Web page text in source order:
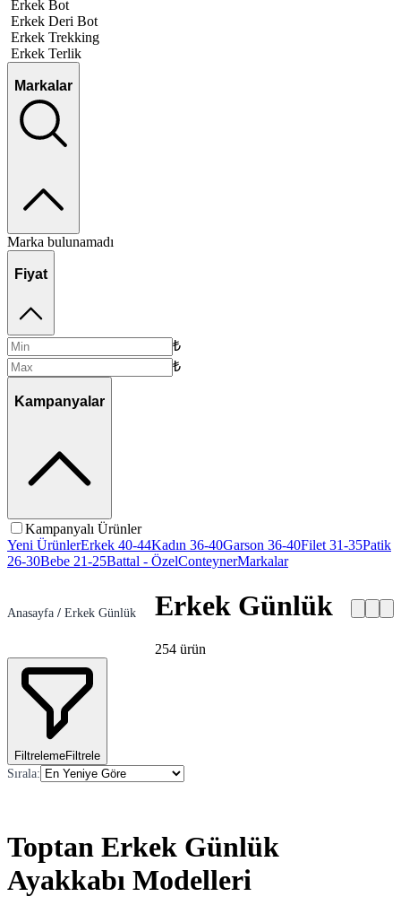
Erkek Bot
Erkek Deri Bot
Erkek Trekking
Erkek Terlik
Markalar
Marka bulunamadı
Fiyat
₺
₺
Kampanyalar
Kampanyalı Ürünler
Yeni ÜrünlerErkek 40-44Kadın 36-40Garson 36-40Filet 31-35Patik
26-30Bebe 21-25Battal - ÖzelConteynerMarkalar
Anasayfa / Erkek Günlük Erkek Günlük
254 ürün
FiltrelemeFiltrele
Sırala:
Toptan Erkek Günlük
Ayakkabı Modelleri